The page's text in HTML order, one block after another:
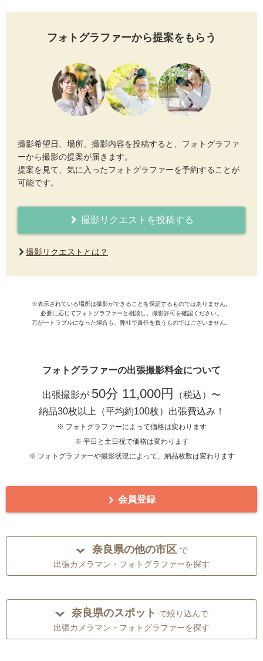
フォトグラファーから提案をもらう
撮影希望日、場所、撮影内容を投稿すると、フォトグラファ
ーから撮影の提案が届きます。
提案を見て、気に入ったフォトグラファーを予約することが
可能です。
撮影リクエストを投稿する
撮影リクエストとは？
※表示されている場所は撮影ができることを保証するものではありません。
必要に応じてフォトグラファーと相談し、撮影許可を確認ください。
万が一トラブルになった場合も、弊社で責任を負うものではございません。
フォトグラファーの出張撮影料金について
出張撮影が 50分 11,000円
（税込）〜
納品30枚以上（平均約100枚）出張費込み！
※ フォトグラファーによって価格は変わります
※ 平日と土日祝で価格は変わります
※ フォトグラファーや撮影状況によって、納品枚数は変わります
会員登録
奈良県の他の市区 で
出張カメラマン・フォトグラファーを探す
奈良県のスポット で絞り込んで
出張カメラマン・フォトグラファーを探す